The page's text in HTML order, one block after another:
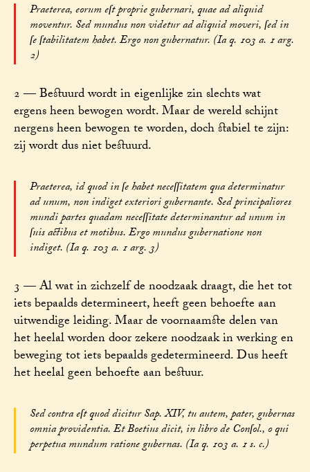
Praeterea, eorum eſt proprie gubernari, quae ad aliquid
moventur. Sed mundus non videtur ad aliquid moveri, ſed in
ſe ſtabilitatem habet. Ergo non gubernatur. (Ia q. 103 a. 1 arg.
2)
2 — Bestuurd wordt in eigenlijke zin slechts wat
ergens heen bewogen wordt. Maar de wereld schijnt
nergens heen bewogen te worden, doch stabiel te zijn:
zij wordt dus niet bestuurd.
Praeterea, id quod in ſe habet neceſſitatem qua determinatur
ad unum, non indiget exteriori gubernante. Sed principaliores
mundi partes quadam neceſſitate determinantur ad unum in
ſuis actibus et motibus. Ergo mundus gubernatione non
indiget. (Ia q. 103 a. 1 arg. 3)
3 — Al wat in zichzelf de noodzaak draagt, die het tot
iets bepaalds determineert, heeft geen behoefte aan
uitwendige leiding. Maar de voornaamste delen van
het heelal worden door zekere noodzaak in werking en
beweging tot iets bepaalds gedetermineerd. Dus heeft
het heelal geen behoefte aan bestuur.
Sed contra eſt quod dicitur Sap. XIV, tu autem, pater, gubernas
omnia providentia. Et Boetius dicit, in libro de Conſol., o qui
perpetua mundum ratione gubernas. (Ia q. 103 a. 1 s. c.)